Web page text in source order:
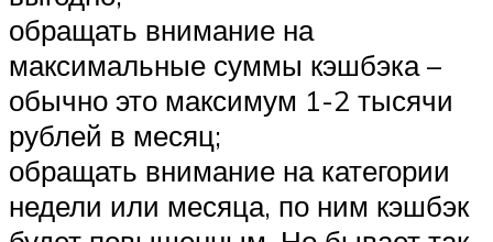
обращать внимание на
максимальные суммы кэшбэка –
обычно это максимум 1-2 тысячи
рублей в месяц;
обращать внимание на категории
недели или месяца, по ним кэшбэк